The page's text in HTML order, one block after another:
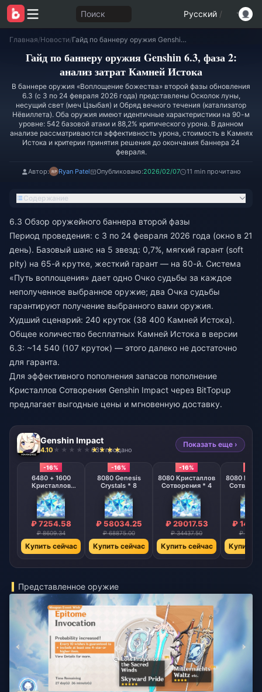
Поиск Русский /
Главная/Новости/ Гайд по баннеру оружия Genshin 6.3, фаза 2: анализ затрат Камней Истока
Гайд по баннеру оружия Genshin 6.3, фаза 2:
анализ затрат Камней Истока
В баннере оружия «Воплощение божества» второй фазы обновления
6.3 (с 3 по 24 февраля 2026 года) представлены Осколок луны,
несущий свет (меч Цзыбая) и Обряд вечного течения (катализатор
Нёвиллета). Оба оружия имеют идентичные характеристики на 90-м
уровне: 542 базовой атаки и 88,2% критического урона. В данном
анализе рассматриваются эффективность урона, стоимость в Камнях
Истока и критерии принятия решения до окончания баннера 24
февраля.
Автор: Ryan Patel Опубликовано:2026/02/07 11 min прочитано
Содержание
6.3 Обзор оружейного баннера второй фазы
Период проведения: с 3 по 24 февраля 2026 года (окно в 21
день). Базовый шанс на 5 звезд: 0,7%, мягкий гарант (soft
pity) на 65-й крутке, жесткий гарант — на 80-й. Система
«Путь воплощения» дает одно Очко судьбы за каждое
неполученное выбранное оружие; два Очка судьбы
гарантируют получение выбранного вами оружия.
Худший сценарий: 240 круток (38 400 Камней Истока).
Общее количество бесплатных Камней Истока в версии
6.3: ~14 540 (107 круток) — этого далеко не достаточно
для гаранта.
Для эффективного пополнения запасов пополнение
Кристаллов Сотворения Genshin Impact через BitTopup
предлагает выгодные цены и мгновенную доставку.
Genshin Impact
4.10 635 продано
Показать еще ›
-16%
6480 + 1600
Кристаллов
Сотворения
₽ 7254.58
₽ 8609.34
Купить сейчас
-16%
8080 Genesis
Crystals * 8
₽ 58034.25
₽ 68875.00
Купить сейчас
-16%
8080 Кристаллов
Сотворения * 4
₽ 29017.53
₽ 34437.50
Купить сейчас
8080
₽
₽
Купить
Представленное оружие